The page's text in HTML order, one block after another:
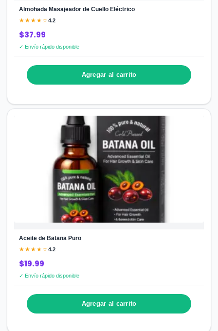
Almohada Masajeador de Cuello Eléctrico
★★★★☆4.2
$37.99
✓ Envío rápido disponible
Agregar al carrito
Aceite de Batana Puro
★★★★☆4.2
$19.99
✓ Envío rápido disponible
Agregar al carrito